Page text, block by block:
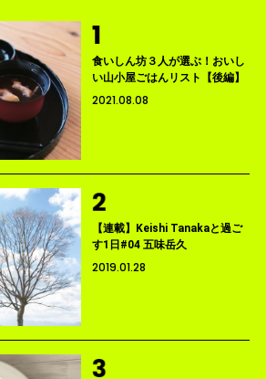
食いしん坊３人が選ぶ！おいし
い山小屋ごはんリスト【後編】
2021.08.08
【連載】Keishi Tanakaと過ご
す1日#04 五味岳久
2019.01.28